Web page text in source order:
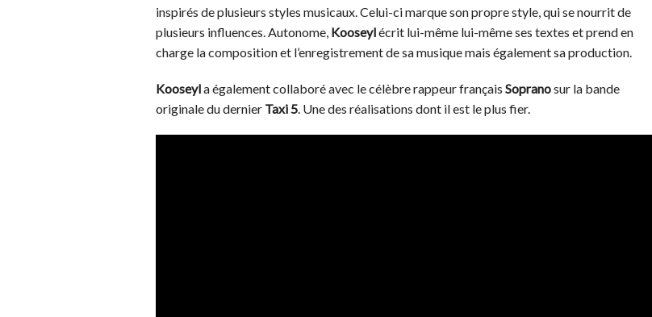
inspirés de plusieurs styles musicaux. Celui-ci marque son propre style, qui se nourrit de
plusieurs influences. Autonome, Kooseylécrit lui-même lui-même ses textes et prend en
charge la composition et l’enregistrement de sa musique mais également sa production.
Kooseyla également collaboré avec le célèbre rappeur françaisSopranosur la bande
originale du dernier Taxi 5 . Une des réalisations dont il est le plus fier.